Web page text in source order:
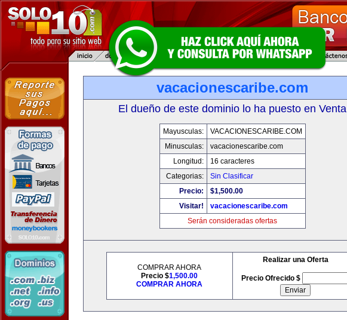
vacacionescaribe.com
El dueño de este dominio lo ha puesto en Venta
Mayusculas:
VACACIONESCARIBE.COM
Minusculas:
vacacionescaribe.com
Longitud:
16 caracteres
Categorias:
Sin Clasificar
Precio:
$1,500.00
Visitar!
vacacionescaribe.com
Serán consideradas ofertas
COMPRAR AHORA
Precio $1,500.00
COMPRAR AHORA
Realizar una Oferta
Precio Ofrecido $